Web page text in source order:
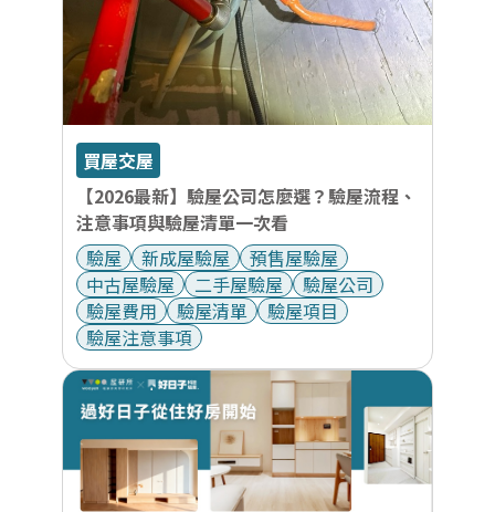
買屋交屋
【2026最新】驗屋公司怎麼選？驗屋流程、
注意事項與驗屋清單一次看
驗屋
新成屋驗屋
預售屋驗屋
中古屋驗屋
二手屋驗屋
驗屋公司
驗屋費用
驗屋清單
驗屋項目
驗屋注意事項